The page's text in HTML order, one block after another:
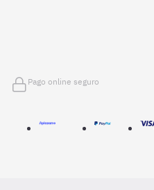
Pago online seguro